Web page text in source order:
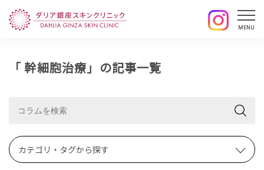
「 幹細胞治療」の記事一覧
カテゴリ・タグから探す